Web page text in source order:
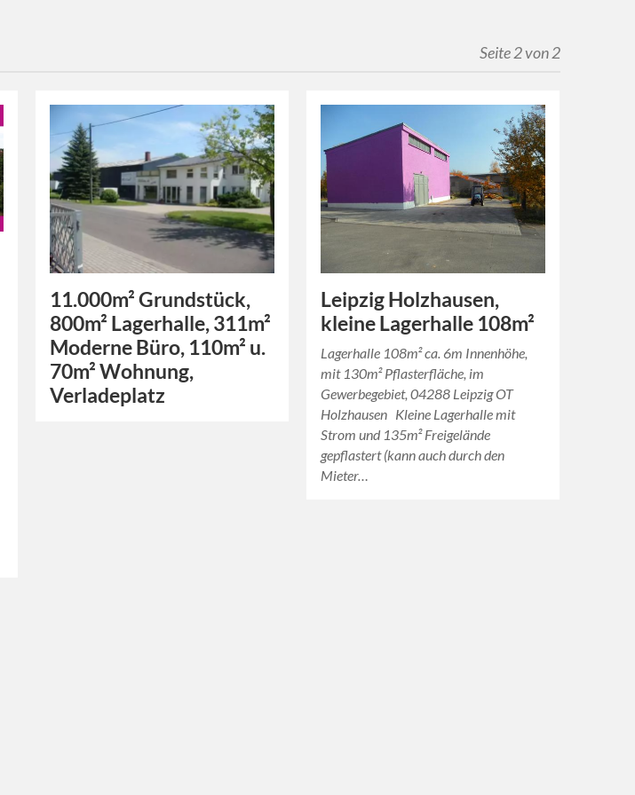
Seite 2 von 2
11.000m² Grundstück,
800m² Lagerhalle, 311m²
Moderne Büro, 110m² u.
70m² Wohnung,
Verladeplatz
Leipzig Holzhausen,
kleine Lagerhalle 108m²
Lagerhalle 108m² ca. 6m Innenhöhe,
mit 130m² Pflasterfläche, im
Gewerbegebiet, 04288 Leipzig OT
Holzhausen Kleine Lagerhalle mit
Strom und 135m² Freigelände
gepflastert (kann auch durch den
Mieter…